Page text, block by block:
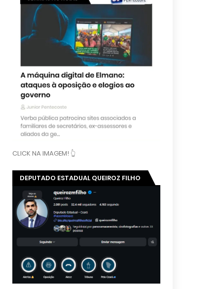
CLICK NA IMAGEM! 👆
DEPUTADO ESTADUAL QUEIROZ FILHO